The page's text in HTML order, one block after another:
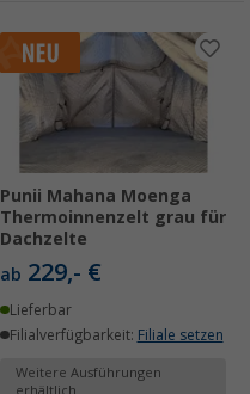
Punii Mahana Moenga
Thermoinnenzelt grau für
Dachzelte
ab 229,- €
Lieferbar
Filialverfügbarkeit: Filiale setzen
Weitere Ausführungen